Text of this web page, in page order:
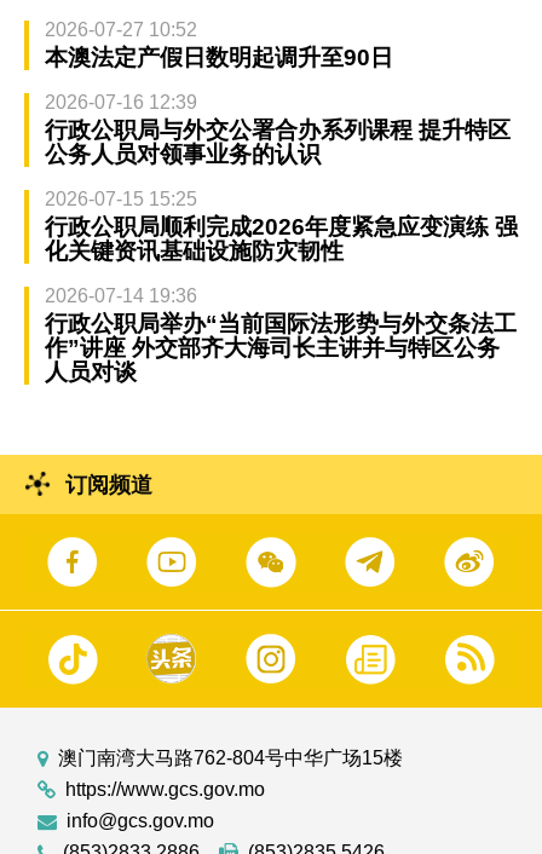
2026-07-27 10:52
本澳法定产假日数明起调升至90日
2026-07-16 12:39
行政公职局与外交公署合办系列课程 提升特区
公务人员对领事业务的认识
2026-07-15 15:25
行政公职局顺利完成2026年度紧急应变演练 强
化关键资讯基础设施防灾韧性
2026-07-14 19:36
行政公职局举办“当前国际法形势与外交条法工
作”讲座 外交部齐大海司长主讲并与特区公务
人员对谈
订阅频道
澳门南湾大马路762-804号中华广场15楼
https://www.gcs.gov.mo
info@gcs.gov.mo